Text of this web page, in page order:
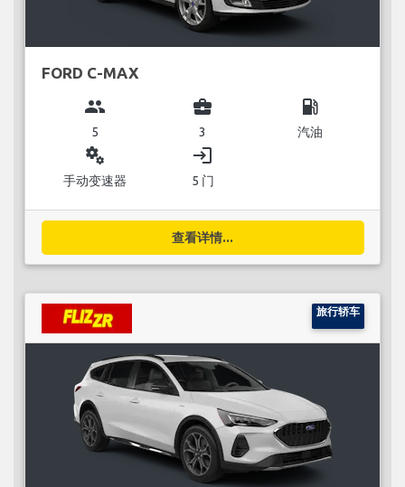
FORD C-MAX
group
5
business_center
3
local_gas_station
汽油
miscellaneous_services
手动变速器
login
5 门
查看详情...
旅行轿车